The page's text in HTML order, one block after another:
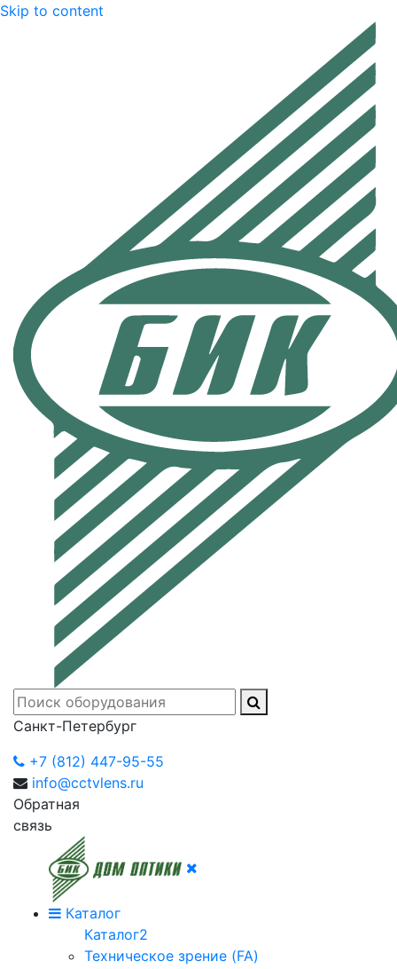
Skip to content
Санкт-Петербург
+7 (812) 447-95-55
info@cctvlens.ru
Обратная
связь
Каталог
Каталог2
Техническое зрение (FA)